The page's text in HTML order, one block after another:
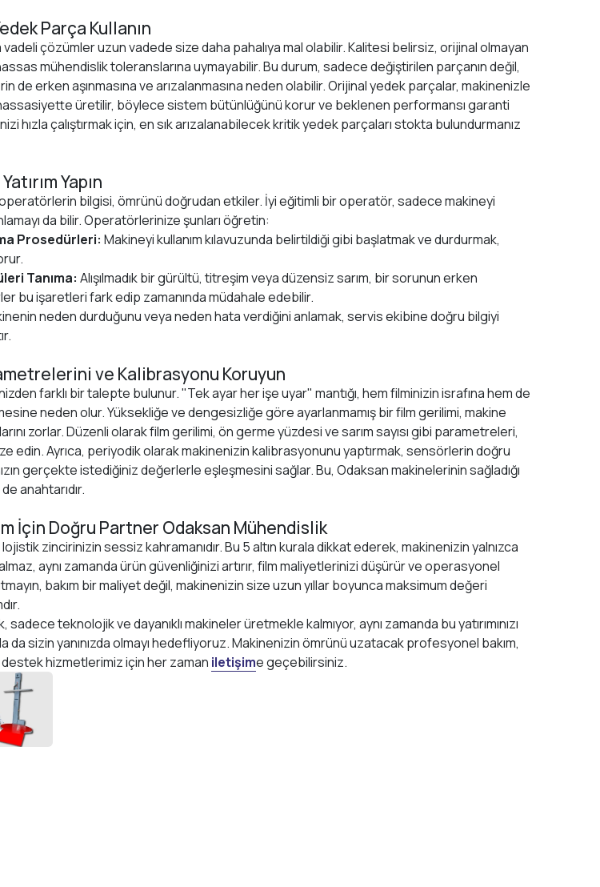
Parça Kullanın
vadeli çözümler uzun vadede size daha pahalıya mal olabilir. Kalitesi belirsiz, orijinal olmayan
mühendislik toleranslarına uymayabilir. Bu durum, sadece değiştirilen parçanın değil,
de erken aşınmasına ve arızalanmasına neden olabilir. Orijinal yedek parçalar, makinenizle
üretilir, böylece sistem bütünlüğünü korur ve beklenen performansı garanti
hızla çalıştırmak için, en sık arızalanabilecek kritik yedek parçaları stokta bulundurmanız
Yapın
bilgisi, ömrünü doğrudan etkiler. İyi eğitimli bir operatör, sadece makineyi
da bilir. Operatörlerinize şunları öğretin:
Prosedürleri: Makineyi kullanım kılavuzunda belirtildiği gibi başlatmak ve durdurmak,
Tanıma: Alışılmadık bir gürültü, titreşim veya düzensiz sarım, bir sorunun erken
bu işaretleri fark edip zamanında müdahale edebilir.
neden durduğunu veya neden hata verdiğini anlamak, servis ekibine doğru bilgiyi
ve Kalibrasyonu Koruyun
farklı bir talepte bulunur. "Tek ayar her işe uyar" mantığı, hem filminizin israfına hem de
neden olur. Yüksekliğe ve dengesizliğe göre ayarlanmamış bir film gerilimi, makine
zorlar. Düzenli olarak film gerilimi, ön germe yüzdesi ve sarım sayısı gibi parametreleri,
edin. Ayrıca, periyodik olarak makinenizin kalibrasyonunu yaptırmak, sensörlerin doğru
gerçekte istediğiniz değerlerle eşleşmesini sağlar. Bu, Odaksan makinelerinin sağladığı
anahtarıdır.
İçin Doğru Partner Odaksan Mühendislik
zincirinizin sessiz kahramanıdır. Bu 5 altın kurala dikkat ederek, makinenizin yalnızca
aynı zamanda ürün güvenliğinizi artırır, film maliyetlerinizi düşürür ve operasyonel
bakım bir maliyet değil, makinenizin size uzun yıllar boyunca maksimum değeri
sadece teknolojik ve dayanıklı makineler üretmekle kalmıyor, aynı zamanda bu yatırımınızı
da sizin yanınızda olmayı hedefliyoruz. Makinenizin ömrünü uzatacak profesyonel bakım,
hizmetlerimiz için her zaman iletişime geçebilirsiniz.